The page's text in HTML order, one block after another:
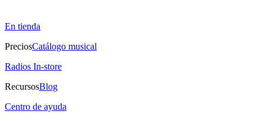
En tienda
PreciosCatálogo musical
Radios In-store
RecursosBlog
Centro de ayuda